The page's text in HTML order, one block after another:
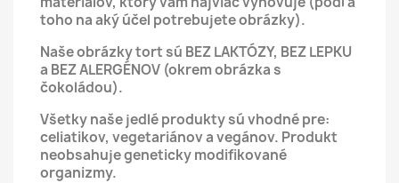
toho na aký účel potrebujete obrázky).
Naše obrázky tort sú BEZ LAKTÓZY, BEZ LEPKU
a BEZ ALERGÉNOV (okrem obrázka s
čokoládou).
Všetky naše jedlé produkty sú vhodné pre:
celiatikov, vegetariánov a vegánov. Produkt
neobsahuje geneticky modifikované
organizmy.